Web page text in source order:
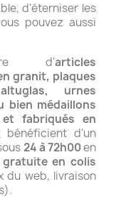
d'éterniser les
pouvez aussi
d'articles
granit, plaques
urnes
bien médaillons
fabriqués en
d'un
24 à 72h00en
en colis
du web, livraison